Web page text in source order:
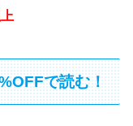
で読む！